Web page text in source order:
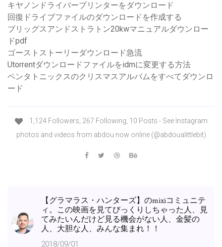
キヤノンドライバープリンターをダウンロード
回復ドライブファイルのダウンロードを作成する
ブリッグスアンドストラトン20kwマニュアルダウンロー
ドpdf
ゴーストストーリーダウンロード急流
Utorrentダウンロードファイルをidmに変更する方法
ペンタトニックスのクリスマスアルバムをすべてダウンロ
ード
1,124 Followers, 267 Following, 10 Posts - See Instagram
photos and videos from abdou now online (@abdoualittlebit)
【グラマラス・ハンターズ】のmixiコミュニテ
ィ。この映画を見てびっくりしちゃった人、見
てみたいんだけど見る機会がない人、金髪の
人、大胆な人、みんな集まれ！！
2018/09/01